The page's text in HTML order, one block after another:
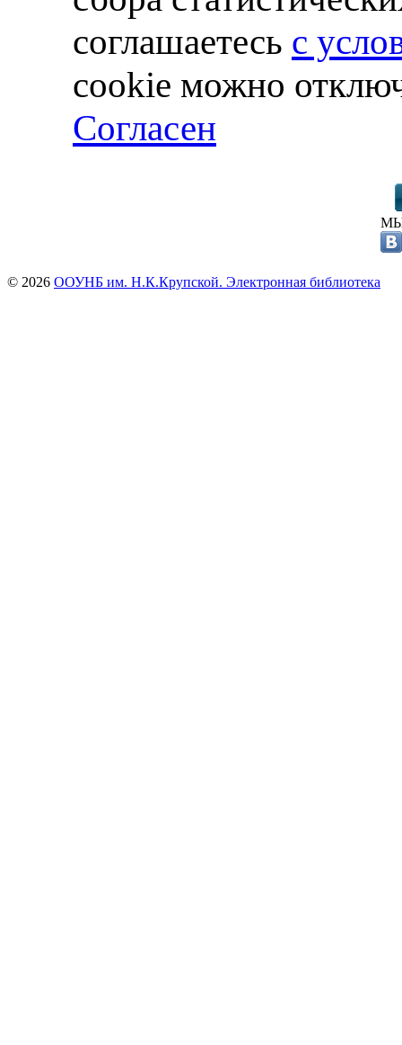
соглашаетесь с
cookie можно
Согласен
© 2026 ООУНБ им. Н.К.Крупской. Электронная библиотека